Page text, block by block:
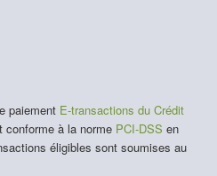
paiement E-transactions du Crédit
à la norme PCI-DSS en
éligibles sont soumises au